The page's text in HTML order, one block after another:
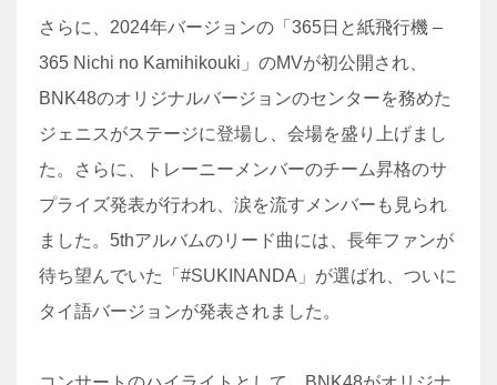
さらに、2024年バージョンの「365日と紙飛行機 –
365 Nichi no Kamihikouki」のMVが初公開され、
BNK48のオリジナルバージョンのセンターを務めた
ジェニスがステージに登場し、会場を盛り上げまし
た。さらに、トレーニーメンバーのチーム昇格のサ
プライズ発表が行われ、涙を流すメンバーも見られ
ました。5thアルバムのリード曲には、長年ファンが
待ち望んでいた「#SUKINANDA」が選ばれ、ついに
タイ語バージョンが発表されました。